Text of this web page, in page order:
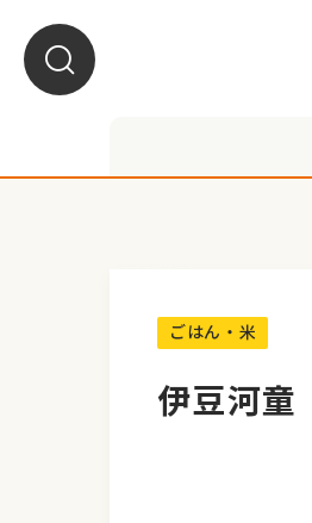
ごはん・米
伊豆河童